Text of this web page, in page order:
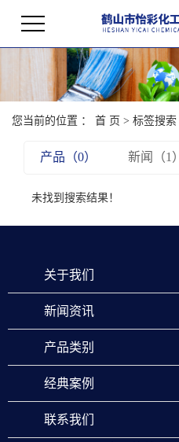
您当前的位置 ： 首 页 > 标签搜索
产品（0） 新闻（1）
未找到搜索结果！
关于我们
新闻资讯
产品类别
经典案例
联系我们